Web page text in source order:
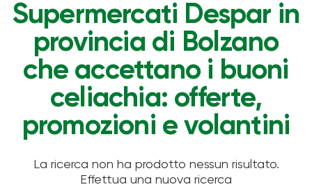
Supermercati Despar in
provincia di Bolzano
che accettano i buoni
celiachia: offerte,
promozioni e volantini
La ricerca non ha prodotto nessun risultato.
Effettua una nuova ricerca